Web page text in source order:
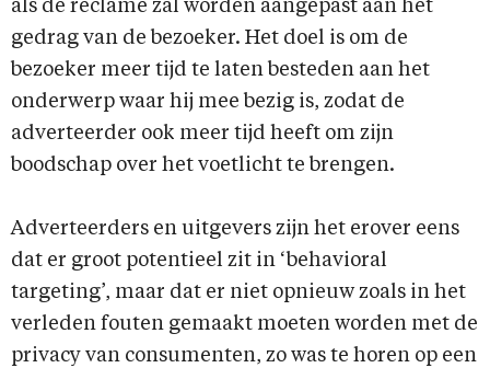
als de reclame zal worden aangepast aan het
gedrag van de bezoeker. Het doel is om de
bezoeker meer tijd te laten besteden aan het
onderwerp waar hij mee bezig is, zodat de
adverteerder ook meer tijd heeft om zijn
boodschap over het voetlicht te brengen.
Adverteerders en uitgevers zijn het erover eens
dat er groot potentieel zit in ‘behavioral
targeting’, maar dat er niet opnieuw zoals in het
verleden fouten gemaakt moeten worden met de
privacy van consumenten, zo was te horen op een